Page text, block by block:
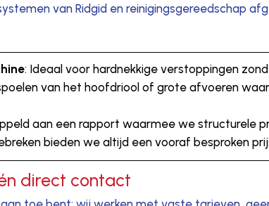
van Ridgid en reinigingsgereedschap
: Ideaal voor hardnekkige verstoppingen
van het hoofdriool of grote afvoeren
aan een rapport waarmee we structurele
bieden we altijd een vooraf besproken
direct contact